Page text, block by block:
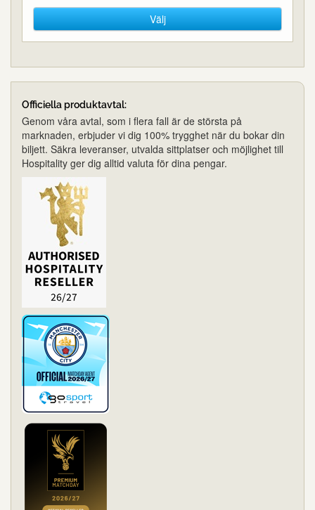
Välj
Officiella produktavtal:
Genom våra avtal, som i flera fall är de största på
marknaden, erbjuder vi dig 100% trygghet när du bokar din
biljett. Säkra leveranser, utvalda sittplatser och möjlighet till
Hospitality ger dig alltid valuta för dina pengar.